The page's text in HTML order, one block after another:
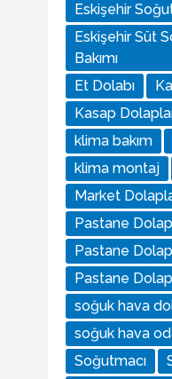
Eskişehir
Eskişehir Süt
Bakımı
Et Dolabı
Kasap
klima bakım
klima montaj
Market
Pastane
Pastane
Pastane
soğuk hava
soğuk hava
Soğutmacı